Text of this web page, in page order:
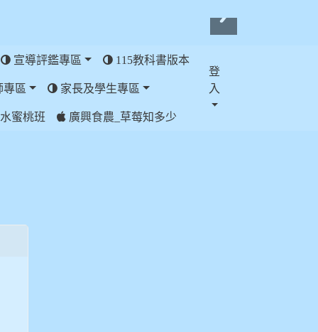
宣導評鑑專區 115教科書版本
專區 家長及學生專區
蜜桃班 廣興食農_草莓知多少
登
入